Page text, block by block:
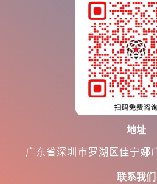
地址
广东省深圳市罗湖区佳宁
联系我们